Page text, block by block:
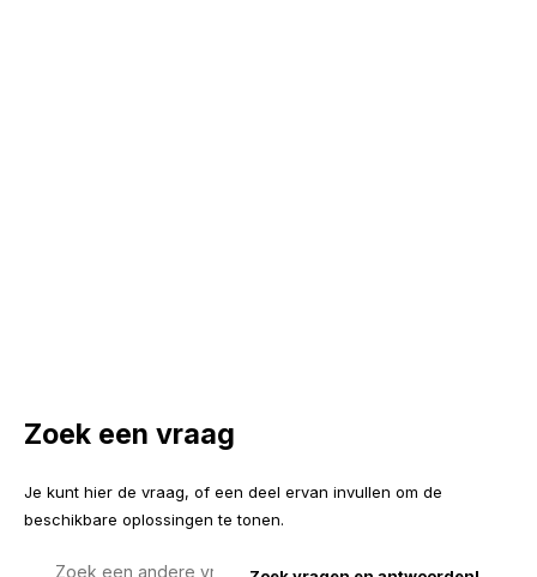
Zoek een vraag
Je kunt hier de vraag, of een deel ervan invullen om de
beschikbare oplossingen te tonen.